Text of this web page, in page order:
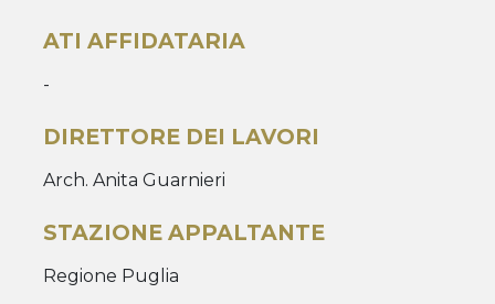
ATI AFFIDATARIA
-
DIRETTORE DEI LAVORI
Arch. Anita Guarnieri
STAZIONE APPALTANTE
Regione Puglia